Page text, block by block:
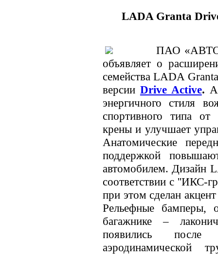
LADA Granta
ПАО
объявляет о
семейства LADA
версии Drive Active.
энергичного стиля
спортивного типа
крены и улучшает
Анатомические
поддержкой
автомобилем. Дизайн
соответствии с
при этом сделан
Рельефные бамперы,
багажнике –
появились
аэродинамической